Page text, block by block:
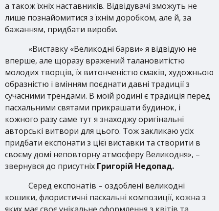
а також їхніх наставників. Відвідувачі зможуть не
лише познайомитися з їхнім доробком, але й, за
бажанням, придбати вироби.
«Виставку «Великодні барви» я відвідую не
вперше, але щоразу вражений талановитістю
молодих творців, їх витонченістю смаків, художньою
образністю і вмінням поєднати давні традиції з
сучасними трендами. В моїй родині є традиція перед
пасхальними святами прикрашати будинок, і
кожного разу саме тут я знаходжу оригінальні
авторські витвори для цього. Тож закликаю усіх
придбати експонати з цієї виставки та створити в
своєму домі неповторну атмосферу Великодня», –
звернувся до присутніх Григорій Недопад.
Серед експонатів – оздоблені великодні
кошики, флористичні пасхальні композиції, кожна з